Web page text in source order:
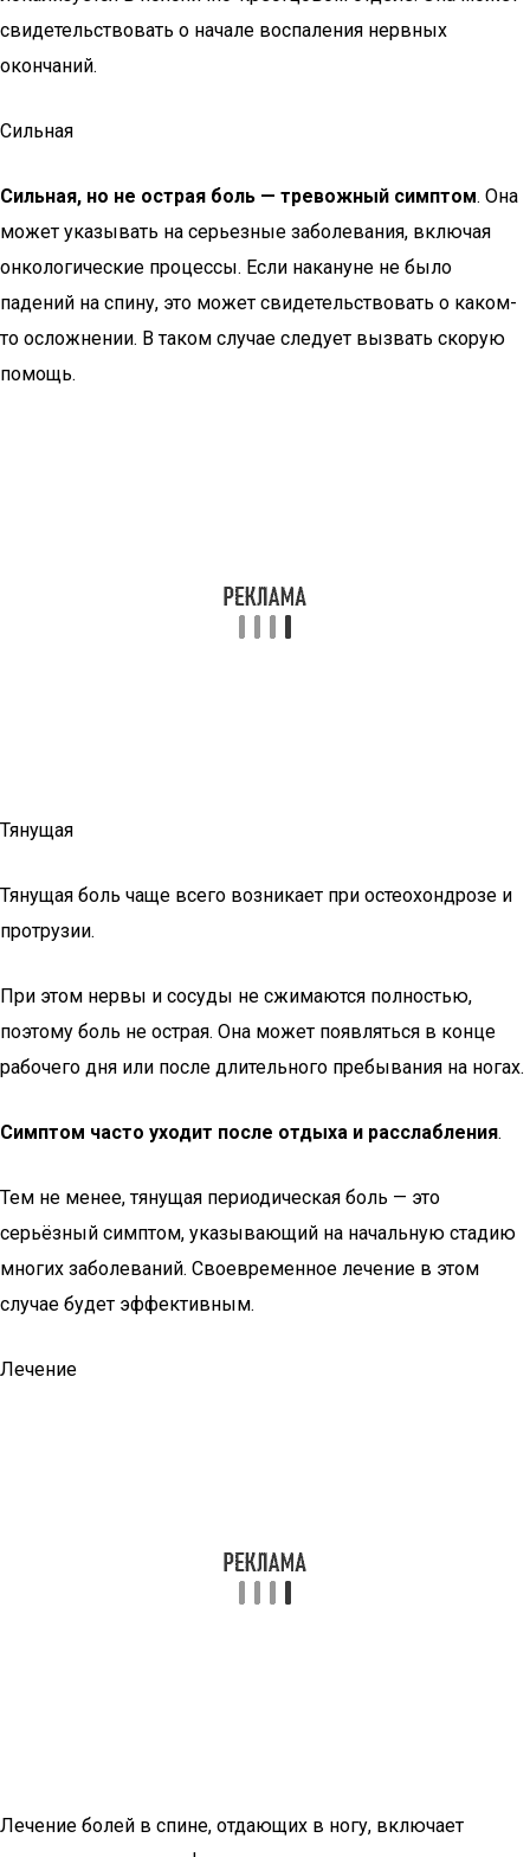
свидетельствовать о начале воспаления нервных
окончаний.
Сильная
Сильная, но не острая боль — тревожный симптом. Она
может указывать на серьезные заболевания, включая
онкологические процессы. Если накануне не было
падений на спину, это может свидетельствовать о каком-
то осложнении. В таком случае следует вызвать скорую
помощь.
Тянущая
Тянущая боль чаще всего возникает при остеохондрозе и
протрузии.
При этом нервы и сосуды не сжимаются полностью,
поэтому боль не острая. Она может появляться в конце
рабочего дня или после длительного пребывания на ногах.
Симптом часто уходит после отдыха и расслабления.
Тем не менее, тянущая периодическая боль — это
серьёзный симптом, указывающий на начальную стадию
многих заболеваний. Своевременное лечение в этом
случае будет эффективным.
Лечение
Лечение болей в спине, отдающих в ногу, включает